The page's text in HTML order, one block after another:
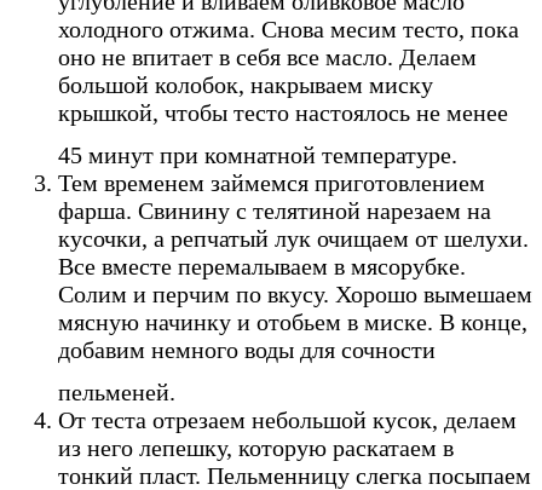
холодного отжима. Снова месим тесто, пока
оно не впитает в себя все масло. Делаем
большой колобок, накрываем миску
крышкой, чтобы тесто настоялось не менее
45 минут при комнатной температуре.
Тем временем займемся приготовлением
фарша. Свинину с телятиной нарезаем на
кусочки, а репчатый лук очищаем от шелухи.
Все вместе перемалываем в мясорубке.
Солим и перчим по вкусу. Хорошо вымешаем
мясную начинку и отобьем в миске. В конце,
добавим немного воды для сочности
пельменей.
От теста отрезаем небольшой кусок, делаем
из него лепешку, которую раскатаем в
тонкий пласт. Пельменницу слегка посыпаем